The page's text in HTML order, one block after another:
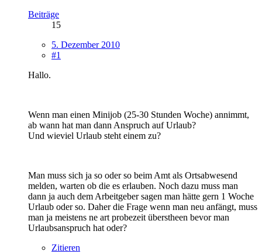
Beiträge
15
5. Dezember 2010
#1
Hallo.
Wenn man einen Minijob (25-30 Stunden Woche) annimmt,
ab wann hat man dann Anspruch auf Urlaub?
Und wieviel Urlaub steht einem zu?
Man muss sich ja so oder so beim Amt als Ortsabwesend
melden, warten ob die es erlauben. Noch dazu muss man
dann ja auch dem Arbeitgeber sagen man hätte gern 1 Woche
Urlaub oder so. Daher die Frage wenn man neu anfängt, muss
man ja meistens ne art probezeit überstheen bevor man
Urlaubsanspruch hat oder?
Zitieren